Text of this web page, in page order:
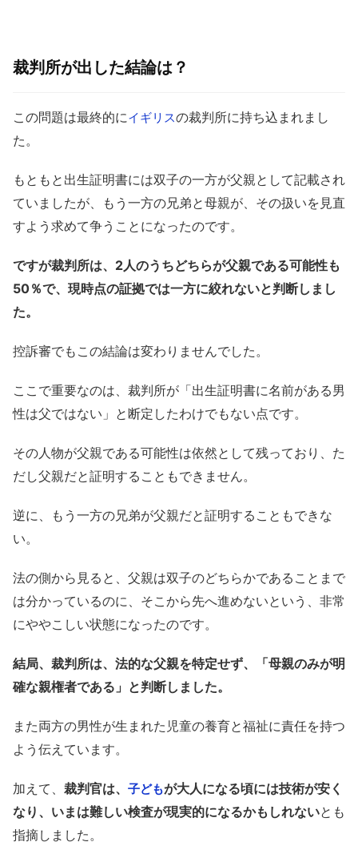
裁判所が出した結論は？
この問題は最終的にイギリスの裁判所に持ち込まれまし
た。
もともと出生証明書には双子の一方が父親として記載され
ていましたが、もう一方の兄弟と母親が、その扱いを見直
すよう求めて争うことになったのです。
ですが裁判所は、2人のうちどちらが父親である可能性も
50％で、現時点の証拠では一方に絞れないと判断しまし
た。
控訴審でもこの結論は変わりませんでした。
ここで重要なのは、裁判所が「出生証明書に名前がある男
性は父ではない」と断定したわけでもない点です。
その人物が父親である可能性は依然として残っており、た
だし父親だと証明することもできません。
逆に、もう一方の兄弟が父親だと証明することもできな
い。
法の側から見ると、父親は双子のどちらかであることまで
は分かっているのに、そこから先へ進めないという、非常
にややこしい状態になったのです。
結局、裁判所は、法的な父親を特定せず、「母親のみが明
確な親権者である」と判断しました。
また両方の男性が生まれた児童の養育と福祉に責任を持つ
よう伝えています。
加えて、 裁判官は、 子どもが大人になる頃には技術が安く
なり、いまは難しい検査が現実的になるかもしれないとも
指摘しました。